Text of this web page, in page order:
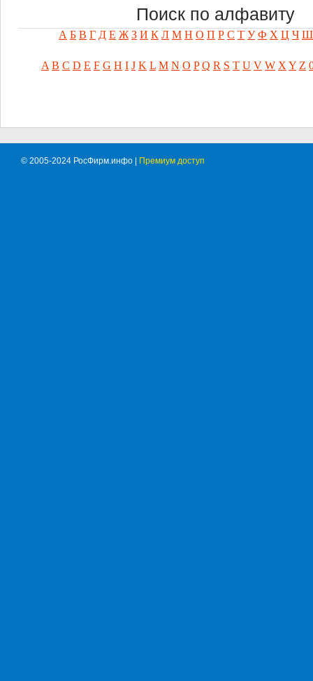
Поиск по алфавиту
А Б В Г Д Е Ж З И К Л М Н О П Р С Т У Ф Х Ц Ч Ш
A B C D E F G H I J K L M N O P Q R S T U V W X Y Z
© 2005-2024 РосФирм.инфо | Премиум доступ